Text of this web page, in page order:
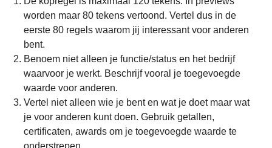
worden maar 80 tekens vertoond. Vertel dus in de
eerste 80 regels waarom jij interessant voor anderen
bent.
Benoem niet alleen je functie/status en het bedrijf
waarvoor je werkt. Beschrijf vooral je toegevoegde
waarde voor anderen.
Vertel niet alleen wie je bent en wat je doet maar wat
je voor anderen kunt doen. Gebruik getallen,
certificaten, awards om je toegevoegde waarde te
onderstrepen.